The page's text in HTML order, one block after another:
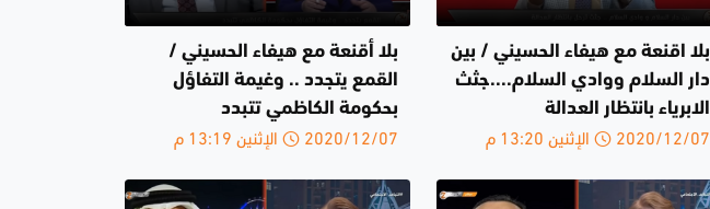
بلا اقنعة مع هيفاء الحسيني / بين
دار السلام ووادي السلام....جثث
الابرياء بانتظار العدالة
2020/12/07 الإثنين 13:20 م
بلا أقنعة مع هيفاء الحسيني /
القمع يتجدد .. وغيمة التفاؤل
بحكومة الكاظمي تتبدد
2020/12/07 الإثنين 13:19 م